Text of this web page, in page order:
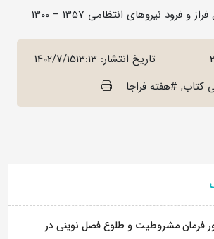
نیروهای انتظامی 1357 – 1300
تاریخ انتشار: 1402/7/1513:13
#هفته فراجا
صدور فرمان مشروطیت و طلوع فصل نوینی در